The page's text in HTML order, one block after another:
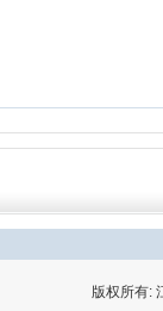
版权所有: